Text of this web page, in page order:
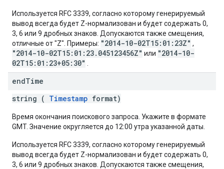
Используется RFC 3339, согласно которому генерируемый
вывод всегда будет Z-нормализован и будет содержать 0,
3, 6 или 9 дробных знаков. Допускаются также смещения,
отличные от "Z". Примеры: "2014-10-02T15:01:23Z" ,
"2014-10-02T15:01:23.045123456Z" или "2014-10-
02T15:01:23+05:30"
endTime
string ( Timestamp format)
Время окончания поискового запроса. Укажите в формате
GMT. Значение округляется до 12:00 утра указанной даты.
Используется RFC 3339, согласно которому генерируемый
вывод всегда будет Z-нормализован и будет содержать 0,
3, 6 или 9 дробных знаков. Допускаются также смещения,